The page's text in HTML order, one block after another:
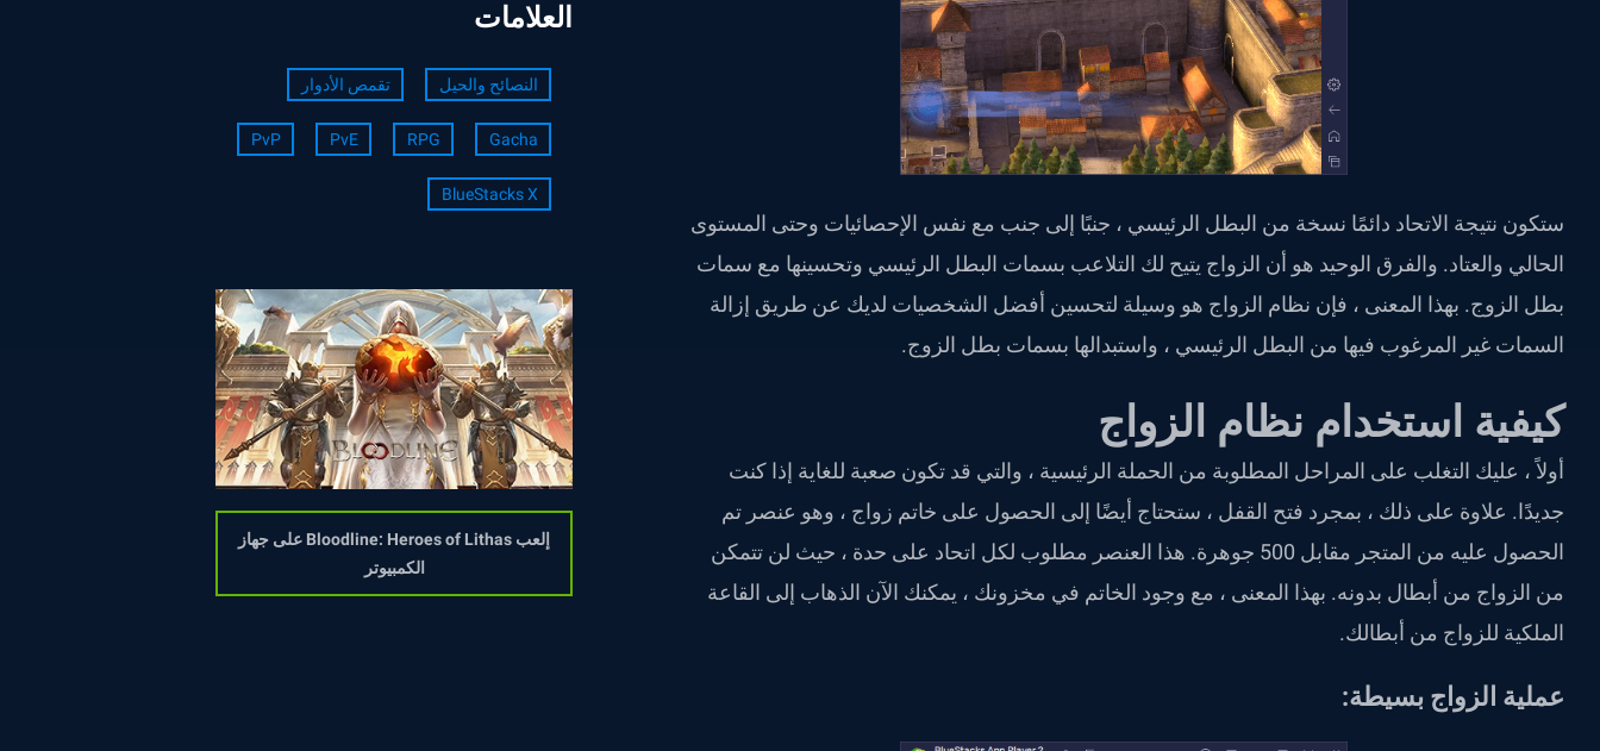
ستكون نتيجة الاتحاد دائمًا نسخة من البطل الرئيسي ، جنبًا إلى جنب مع نفس الإحصائيات وحتى المستوى
الحالي والعتاد. والفرق الوحيد هو أن الزواج يتيح لك التلاعب بسمات البطل الرئيسي وتحسينها مع سمات
بطل الزوج. بهذا المعنى ، فإن نظام الزواج هو وسيلة لتحسين أفضل الشخصيات لديك عن طريق إزالة
السمات غير المرغوب فيها من البطل الرئيسي ، واستبدالها بسمات بطل الزوج.
كيفية استخدام نظام الزواج
أولاً ، عليك التغلب على المراحل المطلوبة من الحملة الرئيسية ، والتي قد تكون صعبة للغاية إذا كنت
جديدًا. علاوة على ذلك ، بمجرد فتح القفل ، ستحتاج أيضًا إلى الحصول على خاتم زواج ، وهو عنصر تم
الحصول عليه من المتجر مقابل 500 جوهرة. هذا العنصر مطلوب لكل اتحاد على حدة ، حيث لن تتمكن
من الزواج من أبطال بدونه. بهذا المعنى ، مع وجود الخاتم في مخزونك ، يمكنك الآن الذهاب إلى القاعة
الملكية للزواج من أبطالك.
عملية الزواج بسيطة:
العلامات
النصائح والحيل تقمص الأدوار
Gacha
RPG
PvE
PvP
BlueStacks X
إلعب Bloodline: Heroes of Lithas على جهاز
الكمبيوتر